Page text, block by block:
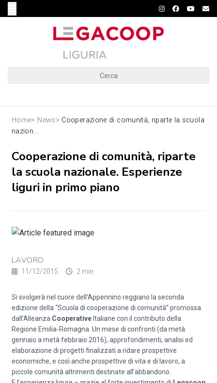
Cerca
Home> News> Cooperazione di comunità, riparte la scuola
nazion...
Cooperazione di comunità, riparte
la scuola nazionale. Esperienze
liguri in primo piano
LAVORO
11/12/2015 2 min
Si svolgerà nel cuore dell’Appennino reggiano la seconda
edizione della “Scuola di cooperazione di comunità” promossa
dall’Alleanza Cooperative Italiane con il contributo della
Regione Emilia-Romagna. Un mese di confronti (da metà
gennaio a metà febbraio 2016), approfondimenti, analisi ed
elaborazione di progetti finalizzati a ridare prospettive
economiche, e così anche prospettive di vita e di lavoro, a
piccole comunità altrimenti destinate all’abbandono.